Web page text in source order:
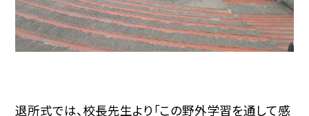
退所式では、校長先生より「この野外学習を通して感